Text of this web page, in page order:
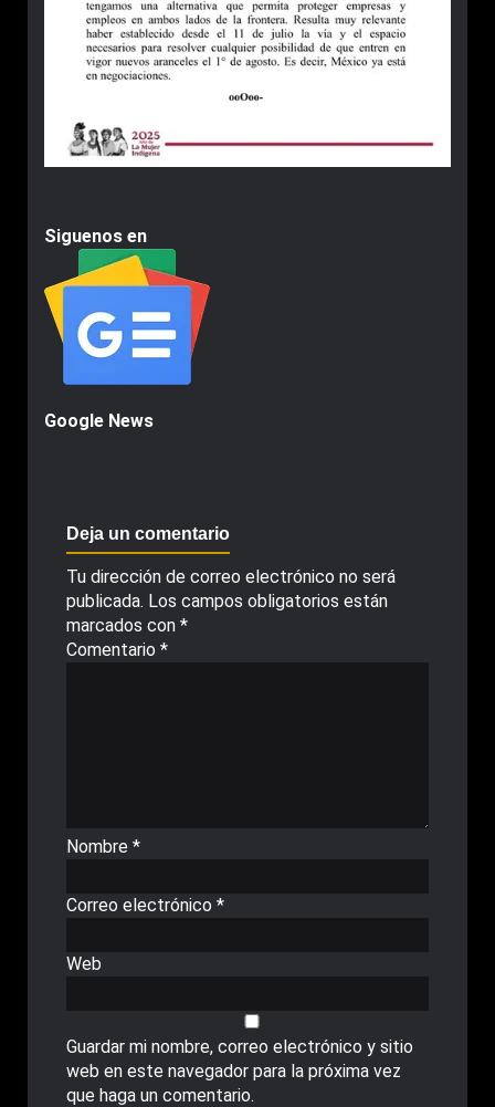
Siguenos en
Google News
Deja un comentario
Tu dirección de correo electrónico no será
publicada. Los campos obligatorios están
marcados con *
Comentario *
Nombre *
Correo electrónico *
Web
Guardar mi nombre, correo electrónico y sitio
web en este navegador para la próxima vez
que haga un comentario.